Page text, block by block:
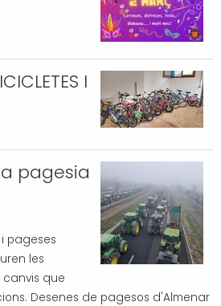
I
pagesia
pageses
les
canvis que
Desenes de pagesos d'Almenar